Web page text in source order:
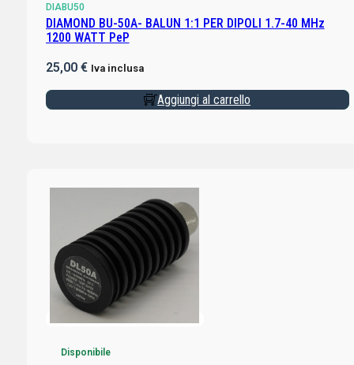
DIABU50
DIAMOND BU-50A- BALUN 1:1 PER DIPOLI 1.7-40 MHz
1200 WATT PeP
25,00 € Iva inclusa
Aggiungi al carrello
Disponibile